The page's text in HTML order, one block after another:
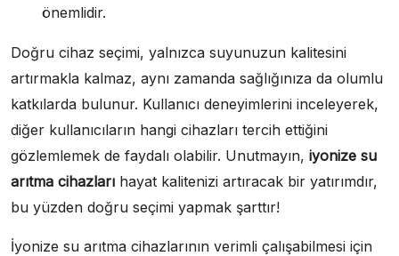
önemlidir.
Doğru cihaz seçimi, yalnızca suyunuzun kalitesini
artırmakla kalmaz, aynı zamanda sağlığınıza da olumlu
katkılarda bulunur. Kullanıcı deneyimlerini inceleyerek,
diğer kullanıcıların hangi cihazları tercih ettiğini
gözlemlemek de faydalı olabilir. Unutmayın, iyonize su
arıtma cihazları hayat kalitenizi artıracak bir yatırımdır,
bu yüzden doğru seçimi yapmak şarttır!
İyonize su arıtma cihazlarının verimli çalışabilmesi için